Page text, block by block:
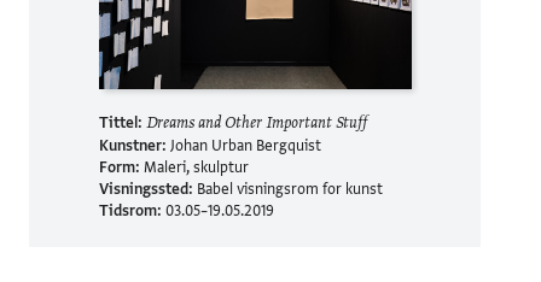
Tittel: Dreams and Other Important Stuff
Kunstner: Johan Urban Bergquist
Form: Maleri, skulptur
Visningssted: Babel visningsrom for kunst
Tidsrom: 03.05–19.05.2019